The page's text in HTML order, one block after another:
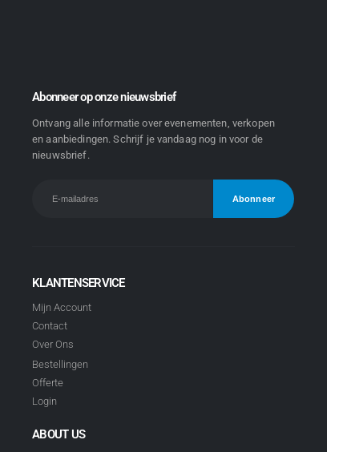
Abonneer op onze nieuwsbrief
Ontvang alle informatie over evenementen, verkopen
en aanbiedingen. Schrijf je vandaag nog in voor de
nieuwsbrief.
KLANTENSERVICE
Mijn Account
Contact
Over Ons
Bestellingen
Offerte
Login
ABOUT US